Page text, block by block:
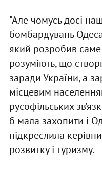
"Але чомусь досі
бомбардувань
який розробив
розуміють, що
заради України, а
місцевим
русофільських
б мала захопити і
підкреслила
розвитку і туризму.